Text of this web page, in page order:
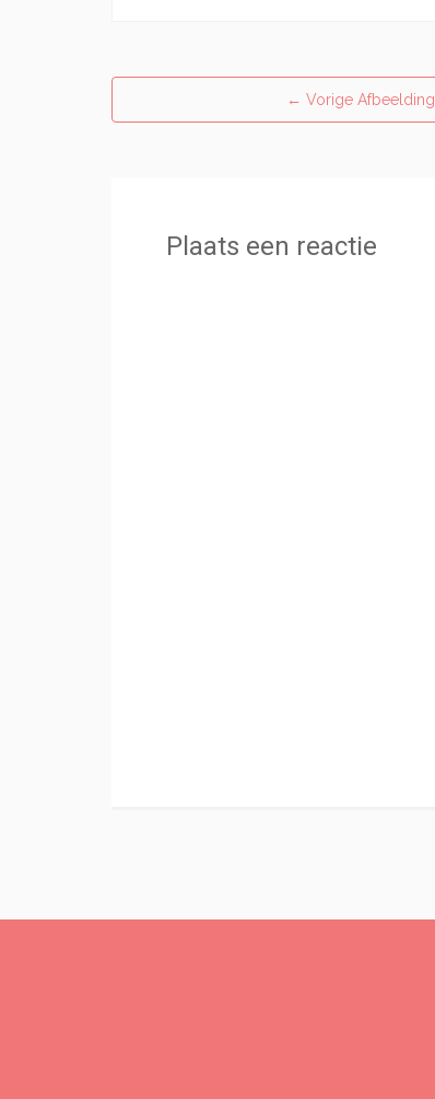
← Vorige Afbeelding
Plaats een reactie